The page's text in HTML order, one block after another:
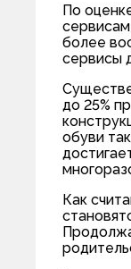
По
более
сервисы
до 25%
обуви
Как